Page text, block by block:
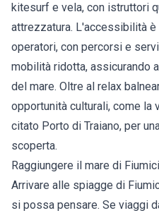
kitesurf e vela, con istruttori
attrezzatura. L'accessibilità
operatori, con percorsi e
mobilità ridotta, assicurando
del mare. Oltre al relax
opportunità culturali, come la
citato Porto di Traiano, per
scoperta.
Raggiungere il mare di
Arrivare alle spiagge di
si possa pensare. Se viaggi